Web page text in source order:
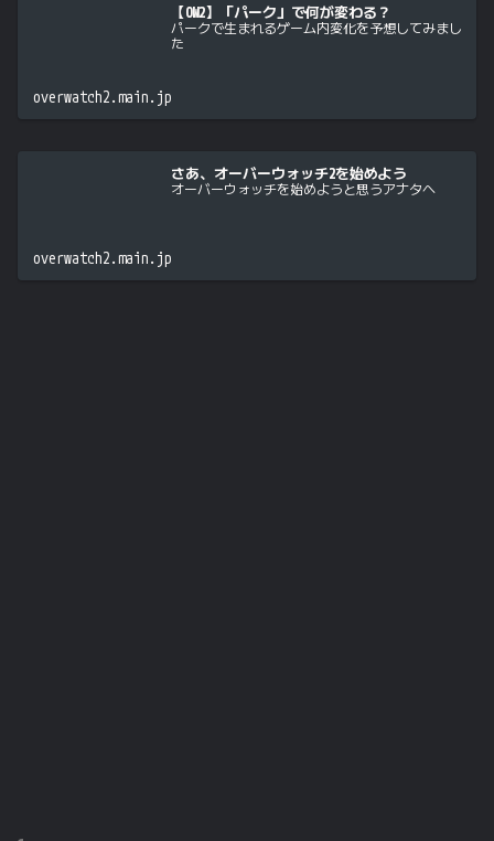
【OW2】「パーク」で何が変わる？
パークで生まれるゲーム内変化を予想してみまし
た
overwatch2.main.jp
さあ、オーバーウォッチ2を始めよう
オーバーウォッチを始めようと思うアナタへ
overwatch2.main.jp